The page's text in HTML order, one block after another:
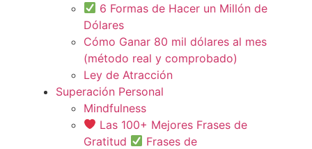
6 Formas de Hacer un Millón de
Dólares
Cómo Ganar 80 mil dólares al mes
(método real y comprobado)
Ley de Atracción
Superación Personal
Mindfulness
Las 100+ Mejores Frases de
Gratitud
Frases de